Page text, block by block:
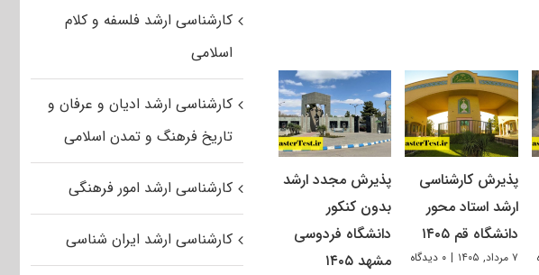
پذیرش کارشناسی
ارشد استاد محور
دانشگاه قم ۱۴۰۵
۷ مرداد, ۱۴۰۵ | ۰ دیدگاه
پذیرش مجدد ارشد
بدون کنکور
دانشگاه فردوسی
مشهد ۱۴۰۵
کارشناسی ارشد فلسفه و کلام
اسلامی
کارشناسی ارشد ادیان و عرفان و
تاریخ فرهنگ و تمدن اسلامی
کارشناسی ارشد امور فرهنگی
کارشناسی ارشد ایران شناسی